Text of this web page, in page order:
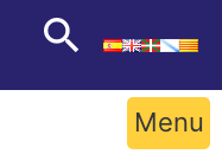
Menu